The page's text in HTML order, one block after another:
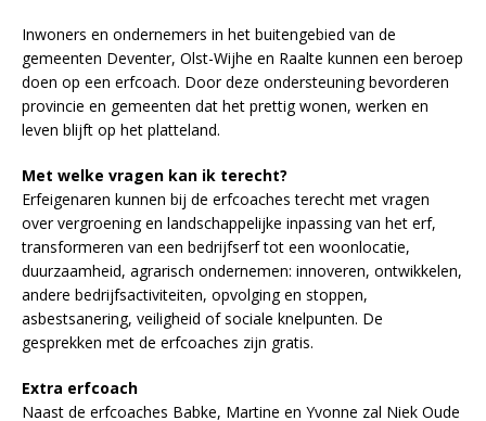
Inwoners en ondernemers in het buitengebied van de
gemeenten Deventer, Olst-Wijhe en Raalte kunnen een beroep
doen op een erfcoach. Door deze ondersteuning bevorderen
provincie en gemeenten dat het prettig wonen, werken en
leven blijft op het platteland.
Met welke vragen kan ik terecht?
Erfeigenaren kunnen bij de erfcoaches terecht met vragen
over vergroening en landschappelijke inpassing van het erf,
transformeren van een bedrijfserf tot een woonlocatie,
duurzaamheid, agrarisch ondernemen: innoveren, ontwikkelen,
andere bedrijfsactiviteiten, opvolging en stoppen,
asbestsanering, veiligheid of sociale knelpunten. De
gesprekken met de erfcoaches zijn gratis.
Extra erfcoach
Naast de erfcoaches Babke, Martine en Yvonne zal Niek Oude